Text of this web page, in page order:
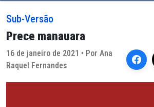
Sub-Versão
Prece manauara
16 de janeiro de 2021 • Por Ana
Raquel Fernandes